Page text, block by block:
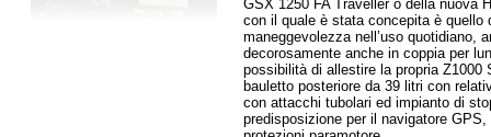
GSX 1250 FA Traveller o della nuova
con il quale è stata concepita è quello
maneggevolezza nell’uso quotidiano,
decorosamente anche in coppia per
possibilità di allestire la propria
bauletto posteriore da 39 litri con
con attacchi tubolari ed impianto di
predisposizione per il navigatore